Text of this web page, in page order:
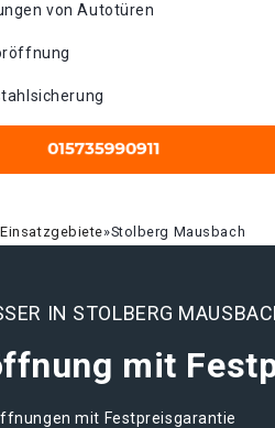
von Autotüren
Einsatzgebiete»Stolberg Mausbach
IN STOLBERG
mit
mit Festpreisgarantie